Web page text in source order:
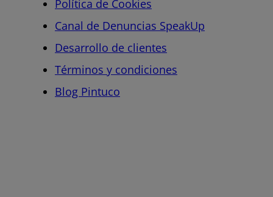
Política de Cookies
Canal de Denuncias SpeakUp
Desarrollo de clientes
Términos y condiciones
Blog Pintuco